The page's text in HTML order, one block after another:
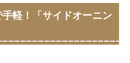
軽！「サイドオーニン